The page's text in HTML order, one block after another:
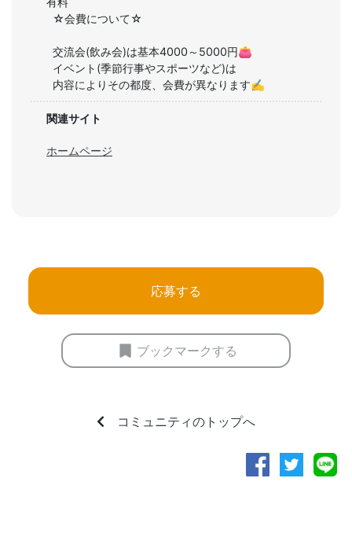
☆会費について☆
交流会(飲み会)は基本4000～5000円👛
イベント(季節行事やスポーツなど)は
内容によりその都度、会費が異なります✍
関連サイト
ホームページ
応募する
ブックマークする
コミュニティのトップへ